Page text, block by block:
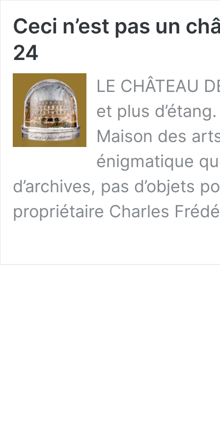
Ceci n’est pas un
24
LE CHÂTEAU
et plus
Maison des
énigmatique
d’archives, pas d’objets
propriétaire Charles